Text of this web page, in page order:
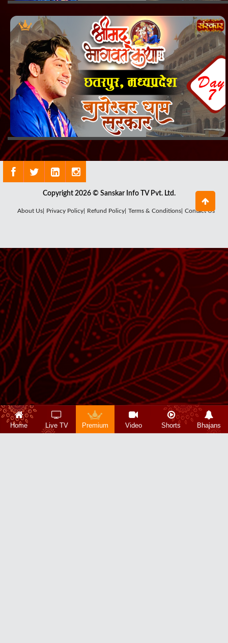
Copyright 2026 © Sanskar Info TV Pvt. Ltd.
About Us| Privacy Policy| Refund Policy| Terms & Conditions| Contact Us
Home Live TV Premium Video Shorts Bhajans